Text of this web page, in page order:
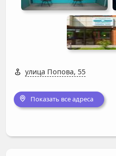
улица Попова, 55
Показать все адреса